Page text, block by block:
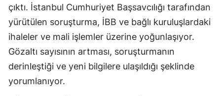
çıktı. İstanbul Cumhuriyet Başsavcılığı tarafından
yürütülen soruşturma, İBB ve bağlı kuruluşlardaki
ihaleler ve mali işlemler üzerine yoğunlaşıyor.
Gözaltı sayısının artması, soruşturmanın
derinleştiği ve yeni bilgilere ulaşıldığı şeklinde
yorumlanıyor.